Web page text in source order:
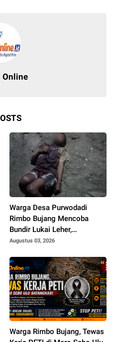
Online
Warga Desa Purwodadi
Rimbo Bujang Mencoba
Bundir Lukai Leher,
Sebelumnya Pernah Potong
Augustus 03, 2026
Warga Rimbo Bujang, Tewas